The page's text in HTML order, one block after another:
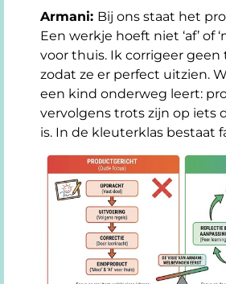
Armani: Bij ons staat het
Een werkje hoeft niet ‘af’ of
voor thuis. Ik corrigeer
zodat ze er perfect uitzien.
een kind onderweg leert:
vervolgens trots zijn op iets
is. In de kleuterklas bestaat